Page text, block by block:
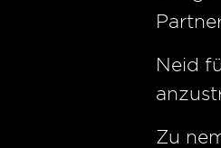
Neid
Zu